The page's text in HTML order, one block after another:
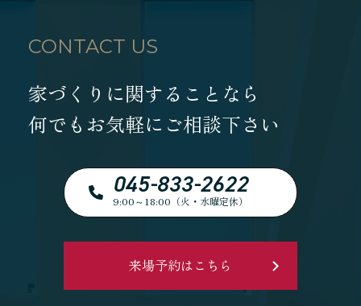
CONTACT US
家づくりに関することなら
何でもお気軽にご相談下さい
045-833-2622
9:00～18:00（火・水曜定休）
来場予約はこちら